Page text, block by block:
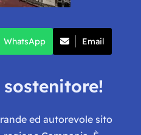
WhatsApp Email
ed autorevole sito